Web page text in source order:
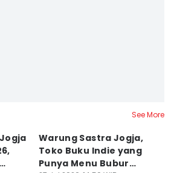
See More
Warung Sastra Jogja,
Toko Buku Indie yang
Punya Menu Bubur